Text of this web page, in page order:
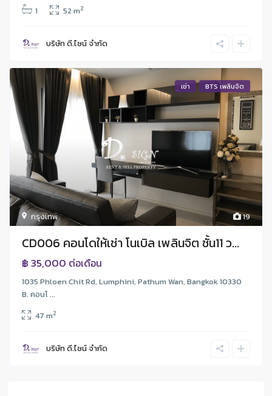
1
52 m2
บริษัท ดี.ไซน์ จํากัด
19
กรุงเทพ
เช่า BTS เพลินจิต
CD006 คอนโดให้เช่า โนเบิล เพลินจิต ชั้น11 ว...
฿ 35,000 ต่อเดือน
1035 Phloen Chit Rd, Lumphini, Pathum Wan, Bangkok 10330
B. คอนโ ...
47 m2
บริษัท ดี.ไซน์ จํากัด